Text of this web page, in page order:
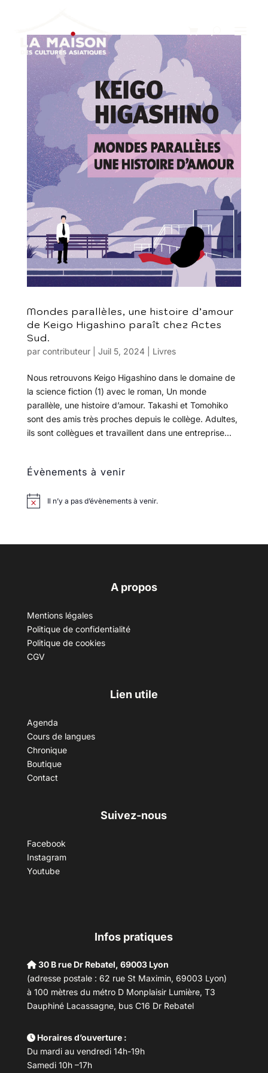
Mondes parallèles, une histoire d’amour
de Keigo Higashino paraît chez Actes
Sud.
par contributeur| Juil 5, 2024| Livres
Nous retrouvons Keigo Higashino dans le domaine de
la science fiction (1) avec le roman, Un monde
parallèle, une histoire d’amour. Takashi et Tomohiko
sont des amis très proches depuis le collège. Adultes,
ils sont collègues et travaillent dans une entreprise...
Évènements à venir
Il n’y a pas d’évènements à venir.
A propos
Mentions légales
Politique de confidentialité
Politique de cookies
CGV
Lien utile
Agenda
Cours de langues
Chronique
Boutique
Contact
Suivez-nous
Facebook
Instagram
Youtube
Infos pratiques
30 B rue Dr Rebatel, 69003 Lyon
(adresse postale : 62 rue St Maximin, 69003 Lyon)
à 100 mètres du métro D Monplaisir Lumière, T3
Dauphiné Lacassagne, bus C16 Dr Rebatel
Horaires d’ouverture :
Du mardi au vendredi 14h-19h
Samedi 10h –17h